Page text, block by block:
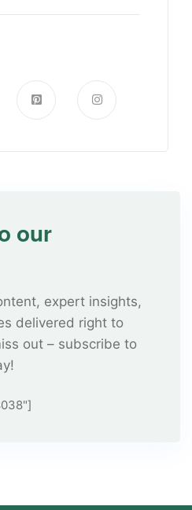
our
expert insights,
delivered right to
out – subscribe to